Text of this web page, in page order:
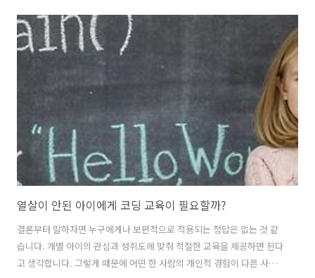
놓치지 마세요. 기계식 키보드임에도 $64라는 경쟁력있는 가격으로 올
라와 있습니다. 아쉽게도 우리나라는 배송비 $17가 추가되어 총 $81가
듭니다. 그런데 배송 가능 지역 목록에 있는 나라들의 배송비를 보니 무
려 $55인 나라도 많네요. 우리나라는 상대적으로 저렴한 축에 속하나 봅
니다. 다시 감사하는 마음이 듭니다. 그런데 무슨 기준으로 배송비가 ..
열살이 안된 아이에게 코딩 교육이 필요할까?
결론부터 말하자면 누구에게나 보편적으로 적용되는 정답은 없는 것 같
습니다. 개별 아이의 관심과 성취도에 맞춰 적절한 교육을 제공하면 된다
고 생각합니다. 그렇게 때문에 어떤 한 사람의 개인적 경험이 다른 사람